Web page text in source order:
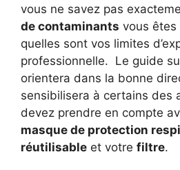
vous ne savez pas
de contaminants vous
quelles sont vos limites
professionnelle. Le guide
orientera dans la bonne
sensibilisera à certains des
devez prendre en compte
masque de protection
réutilisable et votre filtre.